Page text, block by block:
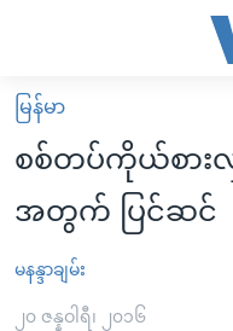
လွယ်ကူ
စေ
များ
ပင်မ
မူလစာမျက်နှာ
မြန်မာ
ကမ္ဘာ့သတင်းများ
နိုင်ငံတကာ
အမေရိကန်
သတင်းလွတ်လပ်ခွင့်
မြန်မာ
စစ်တပ်ကိုယ်စာ
အတွက် ပြင်ဆင်
မနန္ဒာချမ်း
၂၀ ဇန္နဝါရီ၊ ၂၀၁၆